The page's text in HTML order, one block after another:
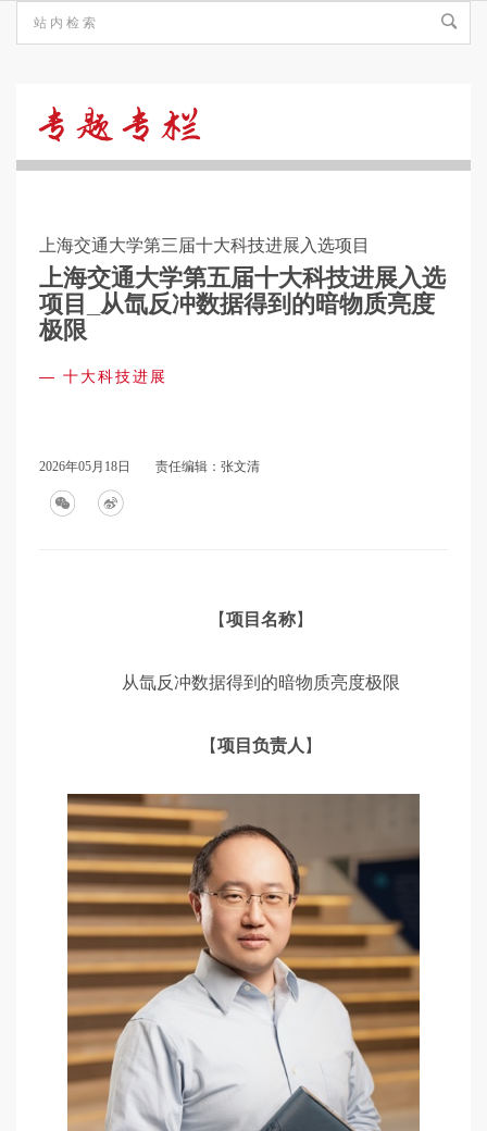
科
上海交通大学第三届十大科技进展入选项目
上海交通大学第五届十大科技进展入选
项目_从氙反冲数据得到的暗物质亮度
极限
— 十大科技进展
2026年05月18日 责任编辑：张文清
【项目名称】
从氙反冲数据得到的暗物质亮度极限
【项目负责人 】